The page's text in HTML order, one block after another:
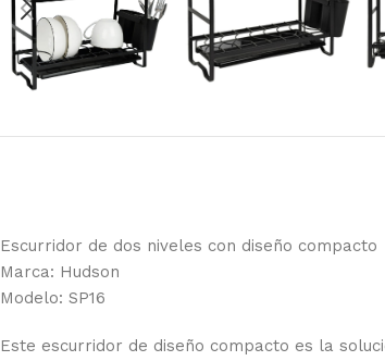
Escurridor de dos niveles con diseño compacto
Marca: Hudson
Modelo: SP16
Este escurridor de diseño compacto es la